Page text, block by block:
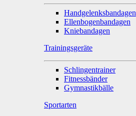
Handgelenksbandagen
Ellenbogenbandagen
Kniebandagen
Trainingsgeräte
Schlingentrainer
Fitnessbänder
Gymnastikbälle
Sportarten